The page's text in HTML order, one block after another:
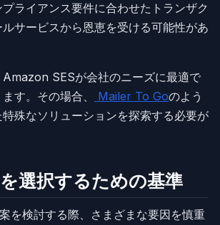
ライアンス要件に合わせたトランザク
サービスから恩恵を受ける可能性があ
SESが会社のニーズに最適で
す。その場合、
Mailer To Goのよう
殊なソリューションを探索する必要が
選択するための基準
を検討する際、さまざまな要因を慎重